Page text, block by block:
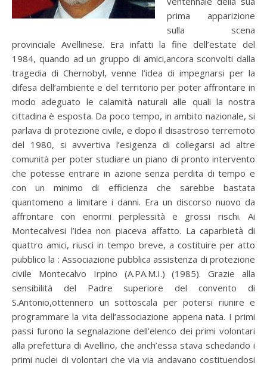
prima apparizione
sulla scena
provinciale Avellinese. Era infatti la fine dell’estate del
1984, quando ad un gruppo di amici,ancora sconvolti dalla
tragedia di Chernobyl, venne l’idea di impegnarsi per la
difesa dell’ambiente e del territorio per poter affrontare in
modo adeguato le calamità naturali alle quali la nostra
cittadina è esposta. Da poco tempo, in ambito nazionale, si
parlava di protezione civile, e dopo il disastroso terremoto
del 1980, si avvertiva l’esigenza di collegarsi ad altre
comunità per poter studiare un piano di pronto intervento
che potesse entrare in azione senza perdita di tempo e
con un minimo di efficienza che sarebbe bastata
quantomeno a limitare i danni. Era un discorso nuovo da
affrontare con enormi perplessità e grossi rischi. Ai
Montecalvesi l’idea non piaceva affatto. La caparbietà di
quattro amici, riuscì in tempo breve, a costituire per atto
pubblico la : Associazione pubblica assistenza di protezione
civile Montecalvo Irpino (A.PA.M.I.) (1985). Grazie alla
sensibilità del Padre superiore del convento di
S.Antonio,ottennero un sottoscala per potersi riunire e
programmare la vita dell’associazione appena nata. I primi
passi furono la segnalazione dell’elenco dei primi volontari
alla prefettura di Avellino, che anch’essa stava schedando i
primi nuclei di volontari che via via andavano costituendosi